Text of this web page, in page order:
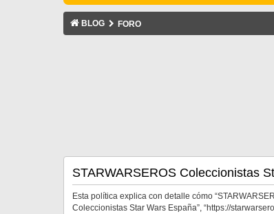
BLOG FORO
STARWARSEROS Coleccionistas
Esta política explica con detalle cómo
Coleccionistas Star Wars España”, “https://